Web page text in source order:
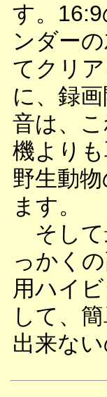
す。
ンダー
てクリ
に、録
音は、
機より
野生動
ます。
そして
っかく
用ハイ
して、
出来ない